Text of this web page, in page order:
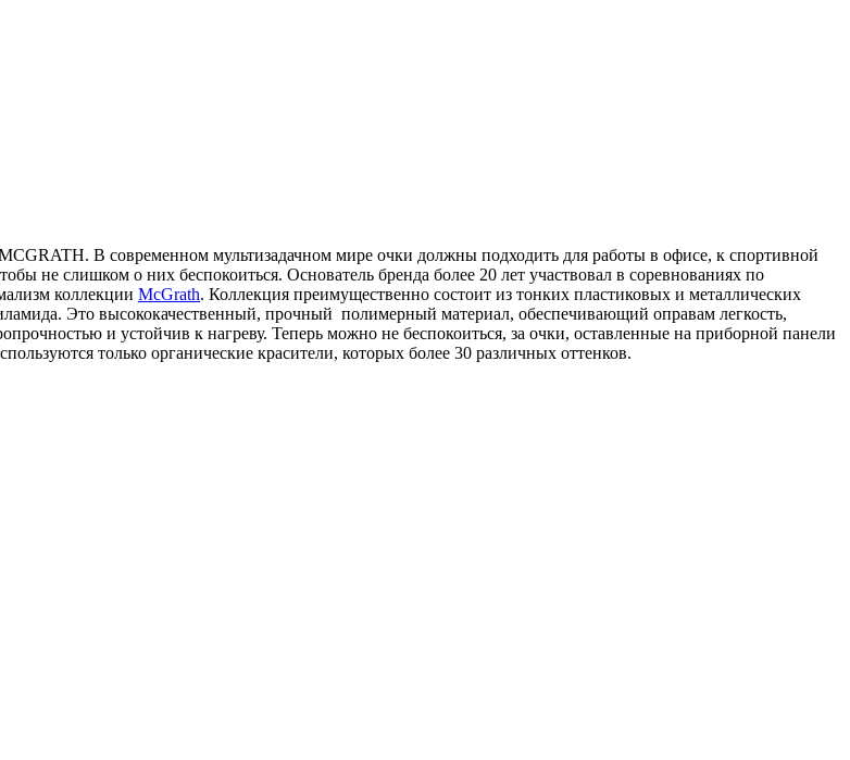
В современном мультизадачном мире очки должны подходить для работы в офисе, к спортивной
не слишком о них беспокоиться. Основатель бренда более 20 лет участвовал в соревнованиях по
коллекции McGrath. Коллекция преимущественно состоит из тонких пластиковых и металлических
Это высококачественный, прочный полимерный материал, обеспечивающий оправам легкость,
и устойчив к нагреву. Теперь можно не беспокоиться, за очки, оставленные на приборной панели
только органические красители, которых более 30 различных оттенков.